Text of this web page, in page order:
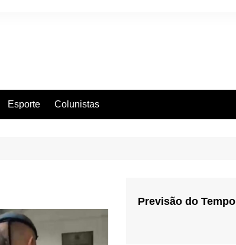
Esporte Colunistas
Previsão do Tempo